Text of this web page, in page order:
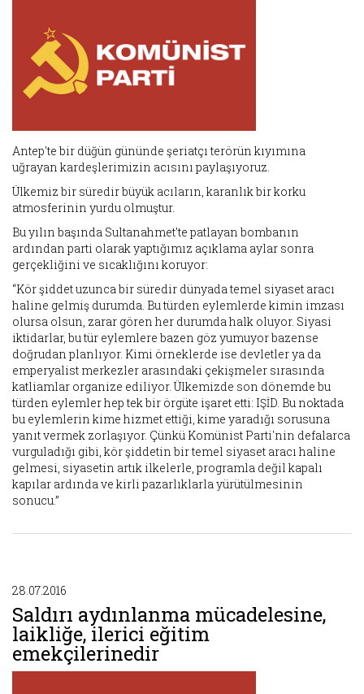
Antep'te bir düğün gününde şeriatçı terörün kıyımına
uğrayan kardeşlerimizin acısını paylaşıyoruz.
Ülkemiz bir süredir büyük acıların, karanlık bir korku
atmosferinin yurdu olmuştur.
Bu yılın başında Sultanahmet'te patlayan bombanın
ardından parti olarak yaptığımız açıklama aylar sonra
gerçekliğini ve sıcaklığını koruyor:
“Kör şiddet uzunca bir süredir dünyada temel siyaset aracı
haline gelmiş durumda. Bu türden eylemlerde kimin imzası
olursa olsun, zarar gören her durumda halk oluyor. Siyasi
iktidarlar, bu tür eylemlere bazen göz yumuyor bazense
doğrudan planlıyor. Kimi örneklerde ise devletler ya da
emperyalist merkezler arasındaki çekişmeler sırasında
katliamlar organize ediliyor. Ülkemizde son dönemde bu
türden eylemler hep tek bir örgüte işaret etti: IŞİD. Bu noktada
bu eylemlerin kime hizmet ettiği, kime yaradığı sorusuna
yanıt vermek zorlaşıyor. Çünkü Komünist Parti'nin defalarca
vurguladığı gibi, kör şiddetin bir temel siyaset aracı haline
gelmesi, siyasetin artık ilkelerle, programla değil kapalı
kapılar ardında ve kirli pazarlıklarla yürütülmesinin
sonucu.”
28.07.2016
Saldırı aydınlanma mücadelesine,
laikliğe, ilerici eğitim
emekçilerinedir